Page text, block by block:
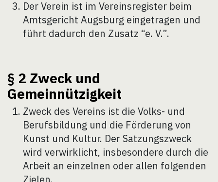
Der Verein ist im Vereinsregister beim
Amtsgericht Augsburg eingetragen und
führt dadurch den Zusatz “e. V.”.
§ 2 Zweck und
Gemeinnützigkeit
Zweck des Vereins ist die Volks- und
Berufsbildung und die Förderung von
Kunst und Kultur. Der Satzungszweck
wird verwirklicht, insbesondere durch die
Arbeit an einzelnen oder allen folgenden
Zielen.